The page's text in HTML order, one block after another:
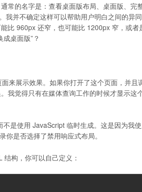
常的名字是：查看桌面版布局、桌面版、完
我并不确定这样可以帮助用户明白之间的异
比 960px 还窄，也可能比 1200px 窄，或
桌面版”？
来展示效果。如果你打开了这个页面，并
我觉得只有在媒体查询工作的时候才显示
是使用 JavaScript 临时生成。这是因为我
你是否选择了禁用响应式布局。
构，你可以自己定义：